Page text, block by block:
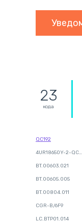
23
кода
QC192
4UR18650Y-2-QC234
BT.00603.021
BT.00605.005
BT.00804.011
CGR-B/6F9
LC.BTP01.014